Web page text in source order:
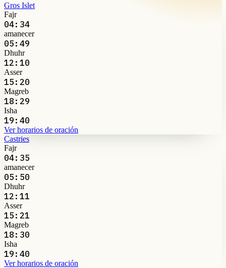
Gros Islet
Fajr
04:34
amanecer
05:49
Dhuhr
12:10
Asser
15:20
Magreb
18:29
Isha
19:40
Ver horarios de oración
Castries
Fajr
04:35
amanecer
05:50
Dhuhr
12:11
Asser
15:21
Magreb
18:30
Isha
19:40
Ver horarios de oración